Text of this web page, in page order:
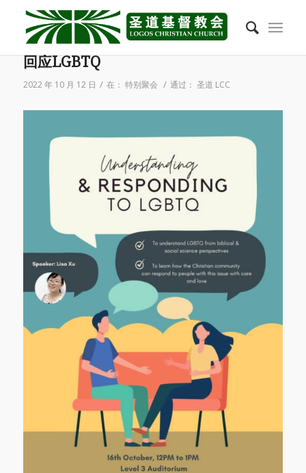
2022年10月16日 学生团契讲座: 了解与
回应LGBTQ
2022 年 10 月 12 日 / 在： 特别聚会 / 通过： 圣道 LCC